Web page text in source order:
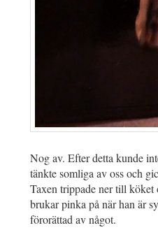
Nog av. Efter detta kunde
tänkte somliga av oss och
Taxen trippade ner till köket
brukar pinka på när han är
förorättad av något.